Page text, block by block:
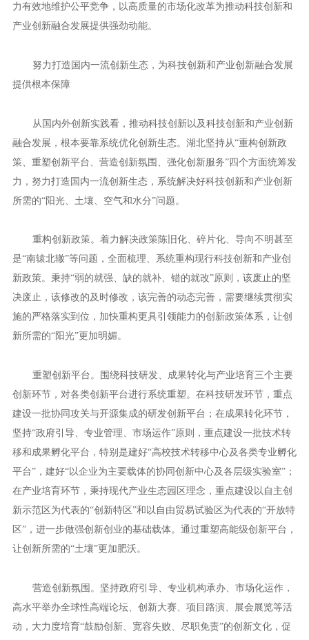
力有效地维护公平竞争，以高质量的市场化改革为推动科技创新和
产业创新融合发展提供强劲动能。
努力打造国内一流创新生态，为科技创新和产业创新融合发展
提供根本保障
从国内外创新实践看，推动科技创新以及科技创新和产业创新
融合发展，根本要靠系统优化创新生态。湖北坚持从“重构创新政
策、重塑创新平台、营造创新氛围、强化创新服务”四个方面统筹发
力，努力打造国内一流创新生态，系统解决好科技创新和产业创新
所需的“阳光、土壤、空气和水分”问题。
重构创新政策。着力解决政策陈旧化、碎片化、导向不明甚至
是“南辕北辙”等问题，全面梳理、系统重构现行科技创新和产业创
新政策。秉持“弱的就强、缺的就补、错的就改”原则，该废止的坚
决废止，该修改的及时修改，该完善的动态完善，需要继续贯彻实
施的严格落实到位，加快重构更具引领能力的创新政策体系，让创
新所需的“阳光”更加明媚。
重塑创新平台。围绕科技研发、成果转化与产业培育三个主要
创新环节，对各类创新平台进行系统重塑。在科技研发环节，重点
建设一批协同攻关与开源集成的研发创新平台；在成果转化环节，
坚持“政府引导、专业管理、市场运作”原则，重点建设一批技术转
移和成果孵化平台，特别是建好“高校技术转移中心及各类专业孵化
平台”，建好“以企业为主要载体的协同创新中心及各层级实验室”；
在产业培育环节，秉持现代产业生态园区理念，重点建设以自主创
新示范区为代表的“创新特区”和以自由贸易试验区为代表的“开放特
区”，进一步做强创新创业的基础载体。通过重塑高能级创新平台，
让创新所需的“土壤”更加肥沃。
营造创新氛围。坚持政府引导、专业机构承办、市场化运作，
高水平举办全球性高端论坛、创新大赛、项目路演、展会展览等活
动，大力度培育“鼓励创新、宽容失败、尽职免责”的创新文化，促